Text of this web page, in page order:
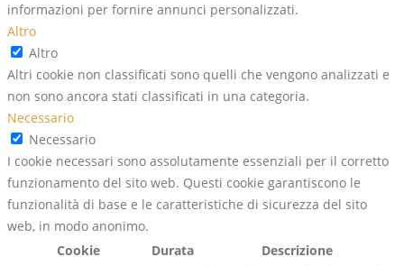
informazioni per fornire annunci personalizzati.
Altro
Altro
Altri cookie non classificati sono quelli che vengono analizzati e
non sono ancora stati classificati in una categoria.
Necessario
Necessario
I cookie necessari sono assolutamente essenziali per il corretto
funzionamento del sito web. Questi cookie garantiscono le
funzionalità di base e le caratteristiche di sicurezza del sito
web, in modo anonimo.
Cookie
Durata Descrizione